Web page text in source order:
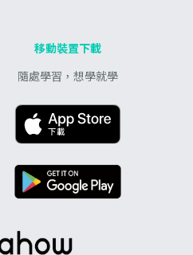
移動裝置下載
隨處學習，想學就學